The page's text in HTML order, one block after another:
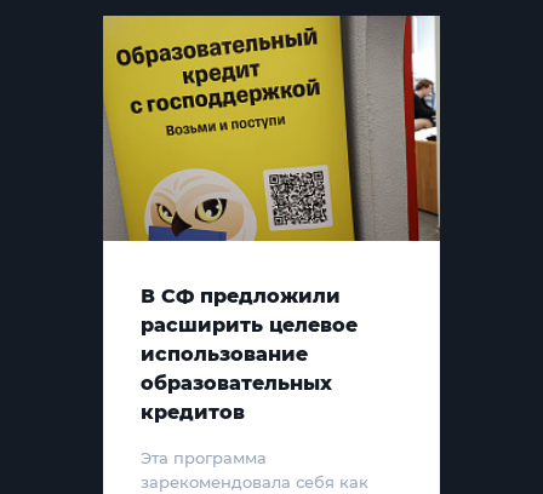
В СФ предложили
расширить целевое
использование
образовательных
кредитов
Эта программа
зарекомендовала себя как